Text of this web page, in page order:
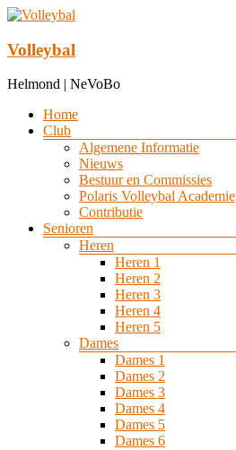
Ga
de
inhoud
Volleybal
Helmond | NeVoBo
Menu
Home
Club
Algemene Informatie
Nieuws
Bestuur en Commissies
Polaris Volleybal Academie
Contributie
Senioren
Heren
Heren 1
Heren 2
Heren 3
Heren 4
Heren 5
Dames
Dames 1
Dames 2
Dames 3
Dames 4
Dames 5
Dames 6